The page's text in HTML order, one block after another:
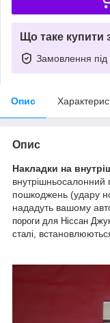
Що таке купити
Замовлення під
Опис
Опис
Накладки на
внутрішньосалонний
пошкоджень (удару
нададуть вашому
пороги для Ніссан
сталі,